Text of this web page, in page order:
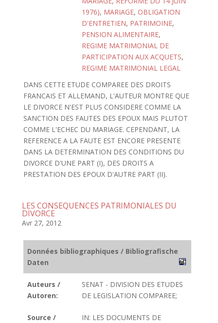
1976), MARIAGE, OBLIGATION
D'ENTRETIEN, PATRIMOINE,
PENSION ALIMENTAIRE,
REGIME MATRIMONIAL DE
PARTICIPATION AUX ACQUETS,
REGIME MATRIMONIAL LEGAL
DANS CETTE ETUDE COMPAREE DES DROITS
FRANCAIS ET ALLEMAND, L'AUTEUR MONTRE QUE
LE DIVORCE N'EST PLUS CONSIDERE COMME LA
SANCTION DES FAUTES DES EPOUX MAIS PLUTOT
COMME L'ECHEC DU MARIAGE. CEPENDANT, LA
REFERENCE A LA FAUTE EST ENCORE PRESENTE
DANS LA DETERMINATION DES CONDITIONS DU
DIVORCE D'UNE PART (I), DES DROITS A
PRESTATION DES EPOUX D'AUTRE PART (II).
LES CONSEQUENCES PATRIMONIALES DU
DIVORCE
Avr 27, 2012
Données bibliographiques / Bibliografische
Daten
Auteurs /
Autoren:
SENAT - DIVISION DES ETUDES
DE LEGISLATION COMPAREE;
Source /
IN: LES DOCUMENTS DE